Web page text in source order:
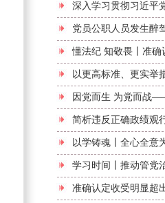
深入学习贯彻习近平
党员公职人员发生醉
懂法纪 知敬畏丨准
以更高标准、更实举
因党而生 为党而战
简析违反正确政绩观
以学铸魂丨全心全意
学习时间丨推动管党
准确认定收受明显超